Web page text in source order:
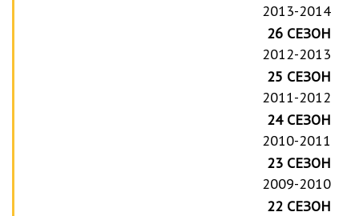
2013-2014
26 СЕЗОН
2012-2013
25 СЕЗОН
2011-2012
24 СЕЗОН
2010-2011
23 СЕЗОН
2009-2010
22 СЕЗОН